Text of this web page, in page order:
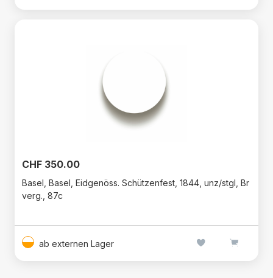
CHF 350.00
Basel, Basel, Eidgenöss. Schützenfest, 1844, unz/stgl, Br
verg., 87c
ab externen Lager